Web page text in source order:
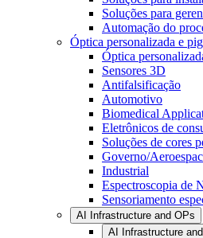
Soluções para
Automação do
Óptica personalizada e
Óptica
Sensores 3D
Antifalsificação
Automotivo
Biomedical
Eletrônicos de
Soluções de cores
Governo/
Industrial
Espectroscopia de
Sensoriamento
AI Infrastructure and OPs
AI Infrastructure